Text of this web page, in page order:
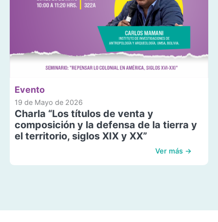
Evento
19 de Mayo de 2026
Charla “Los títulos de venta y
composición y la defensa de la tierra y
el territorio, siglos XIX y XX”
Ver más →